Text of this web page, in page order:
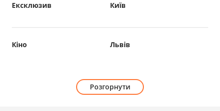
Ексклюзив Київ
Кіно Львів
Розгорнути